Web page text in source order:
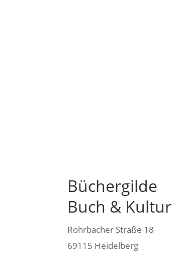
Büchergilde
Buch & Kultur
Rohrbacher Straße 18
69115 Heidelberg